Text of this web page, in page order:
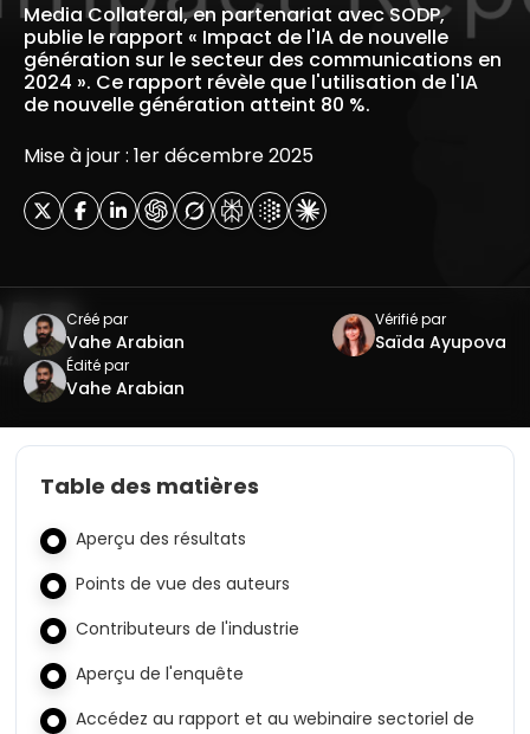
Media Collateral, en partenariat avec SODP,
publie le rapport « Impact de l'IA de nouvelle
génération sur le secteur des communications en
2024 ». Ce rapport révèle que l'utilisation de l'IA
de nouvelle génération atteint 80 %.
Mise à jour : 1er décembre 2025
Créé par
Vahe Arabian
Vérifié par
Saïda Ayupova
Édité par
Vahe Arabian
Table des matières
Aperçu des résultats
Points de vue des auteurs
Contributeurs de l'industrie
Aperçu de l'enquête
Accédez au rapport et au webinaire sectoriel de